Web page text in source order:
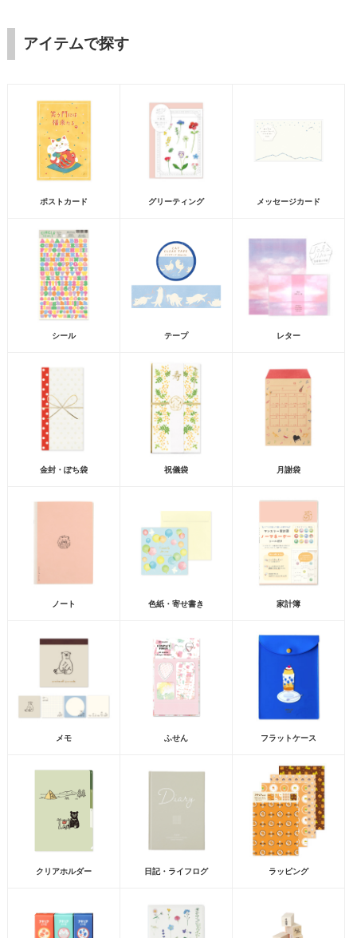
アイテムで探す
ポストカード グリーティング メッセージカード
シール テープ レター
金封・ぽち袋 祝儀袋 月謝袋
ノート 色紙・寄せ書き 家計簿
メモ ふせん フラットケース
クリアホルダー 日記・ライフログ ラッピング